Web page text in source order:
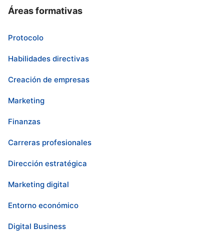
Áreas formativas
Protocolo
Habilidades directivas
Creación de empresas
Marketing
Finanzas
Carreras profesionales
Dirección estratégica
Marketing digital
Entorno económico
Digital Business